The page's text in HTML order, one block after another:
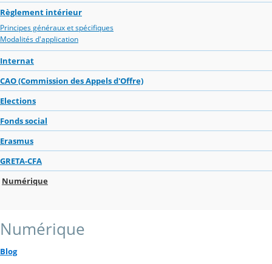
Règlement intérieur
Principes généraux et spécifiques
Modalités d'application
Internat
CAO (Commission des Appels d'Offre)
Elections
Fonds social
Erasmus
GRETA-CFA
Numérique
Numérique
Blog